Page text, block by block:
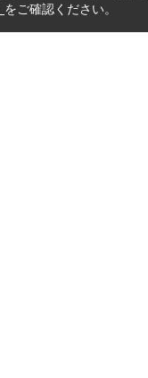
をご確認ください。